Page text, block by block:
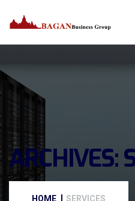
ARCHIVES:
HOME SERVICES